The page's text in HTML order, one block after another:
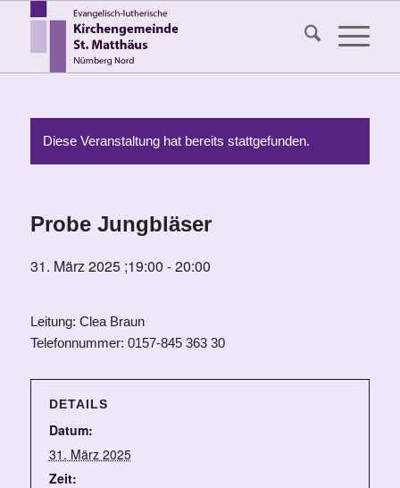
Diese Veranstaltung hat bereits stattgefunden.
Probe Jungbläser
31. März 2025 ;19:00 -20:00
Leitung: Clea Braun
Telefonnummer: 0157-845 363 30
DETAILS
Datum:
31. März 2025
Zeit: